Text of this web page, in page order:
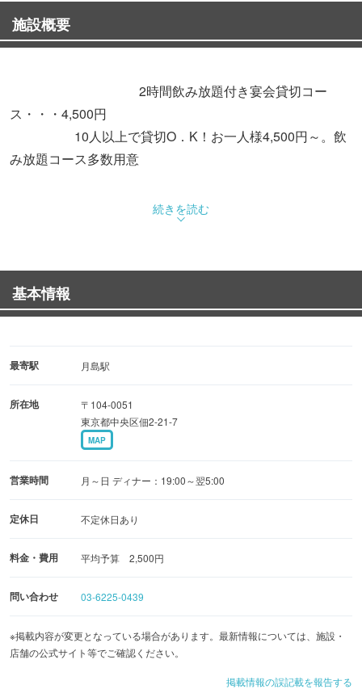
施設概要
2時間飲み放題付き宴会貸切コー
ス・・・4,500円
10人以上で貸切O．K！お一人様4,500円～。飲
み放題コース多数用意
モダンな入り口をくぐれば店内は誰かの家に遊びに来たか
のような居心地の良さです。豊富なお酒はもちろん美味し
「本格タイラーメン」や、じっくり煮込んだ「牛すじシチ
ュー」など、手間ひまかけた逸品メニューは見逃せませ
ん。
続きを読む
基本情報
最寄駅 月島駅
所在地
〒104-0051
東京都中央区佃2-21-7
MAP
営業時間 月～日 ディナー：19:00～翌5:00
定休日 不定休日あり
料金・費用 平均予算 2,500円
問い合わせ 03-6225-0439
※掲載内容が変更となっている場合があります。最新情報については、施設・
店舗の公式サイト等でご確認ください。
掲載情報の誤記載を報告する